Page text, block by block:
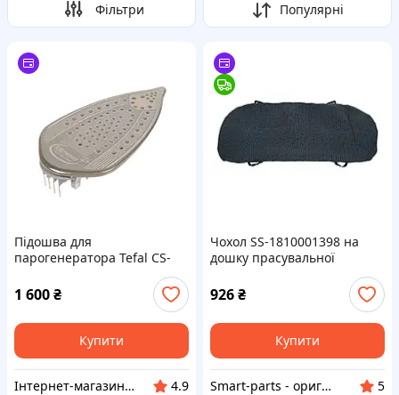
Фільтри Популярні
Підошва для
парогенератора Tefal CS-
1 600₴
Купити
Інтернет-магазин "Vylka"
4.9
Чохол SS-1810001398 на
дошку прасувальної
926₴
Купити
Smart-parts - оригінальні запчастини до побутової техніки
5